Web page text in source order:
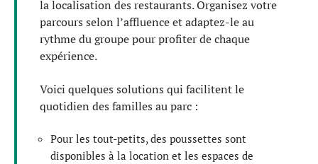
la localisation des restaurants. Organisez votre
parcours selon l’affluence et adaptez-le au
rythme du groupe pour profiter de chaque
expérience.
Voici quelques solutions qui facilitent le
quotidien des familles au parc :
Pour les tout-petits, des poussettes sont
disponibles à la location et les espaces de